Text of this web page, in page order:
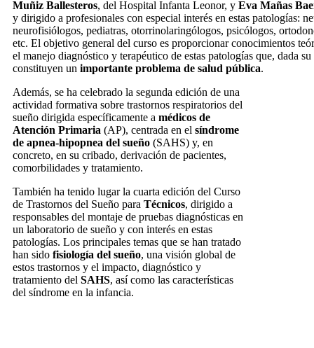
Muñiz Ballesteros, del Hospital Infanta Leonor, y Eva Mañas
y dirigido a profesionales con especial interés en estas patologías:
neurofisiólogos, pediatras, otorrinolaringólogos, psicólogos,
etc. El objetivo general del curso es proporcionar conocimientos
el manejo diagnóstico y terapéutico de estas patologías que, dada su
constituyen un importante problema de salud pública.
Además, se ha celebrado la segunda edición de una
actividad formativa sobre trastornos respiratorios del
sueño dirigida específicamente a médicos de
Atención Primaria (AP), centrada en el síndrome
de apnea-hipopnea del sueño (SAHS) y, en
concreto, en su cribado, derivación de pacientes,
comorbilidades y tratamiento.
También ha tenido lugar la cuarta edición del Curso
de Trastornos del Sueño para Técnicos, dirigido a
responsables del montaje de pruebas diagnósticas en
un laboratorio de sueño y con interés en estas
patologías. Los principales temas que se han tratado
han sido fisiología del sueño, una visión global de
estos trastornos y el impacto, diagnóstico y
tratamiento del SAHS, así como las características
del síndrome en la infancia.